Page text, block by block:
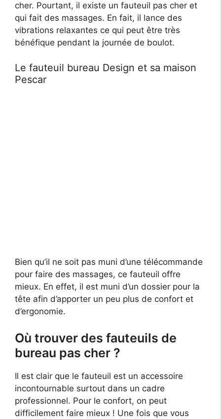
cher. Pourtant, il existe un fauteuil pas cher et
qui fait des massages. En fait, il lance des
vibrations relaxantes ce qui peut être très
bénéfique pendant la journée de boulot.
Le fauteuil bureau Design et sa maison
Pescar
Bien qu’il ne soit pas muni d’une télécommande
pour faire des massages, ce fauteuil offre
mieux. En effet, il est muni d’un dossier pour la
tête afin d’apporter un peu plus de confort et
d’ergonomie.
Où trouver des fauteuils de
bureau pas cher ?
Il est clair que le fauteuil est un accessoire
incontournable surtout dans un cadre
professionnel. Pour le confort, on peut
difficilement faire mieux ! Une fois que vous